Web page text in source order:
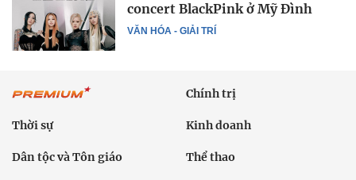
VĂN HÓA - GIẢI TRÍ
concert BlackPink ở Mỹ Đình
Chính trị
Thời sự Kinh doanh
Dân tộc và Tôn giáo Thể thao